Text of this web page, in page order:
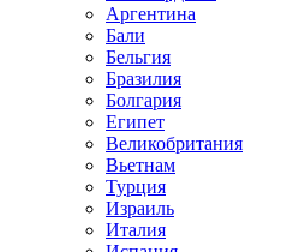
Аргентина
Бали
Бельгия
Бразилия
Болгария
Египет
Великобритания
Вьетнам
Турция
Израиль
Италия